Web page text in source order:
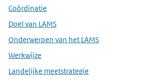
Coördinatie
Doel van LAMS
Onderwerpen van het LAMS
Werkwijze
Landelijke meetstrategie